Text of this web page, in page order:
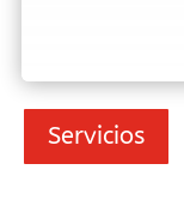
Servicios